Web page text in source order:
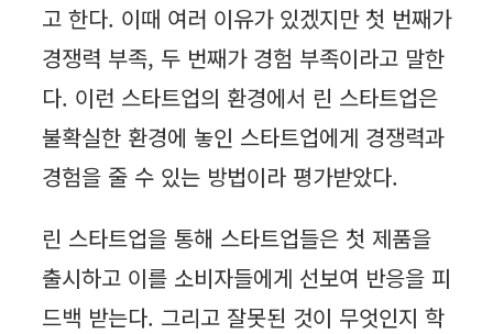
고 한다. 이때 여러 이유가 있겠지만 첫 번째가
경쟁력 부족, 두 번째가 경험 부족이라고 말한
다. 이런 스타트업의 환경에서 린 스타트업은
불확실한 환경에 놓인 스타트업에게 경쟁력과
경험을 줄 수 있는 방법이라 평가받았다.
린 스타트업을 통해 스타트업들은 첫 제품을
출시하고 이를 소비자들에게 선보여 반응을 피
드백 받는다. 그리고 잘못된 것이 무엇인지 학